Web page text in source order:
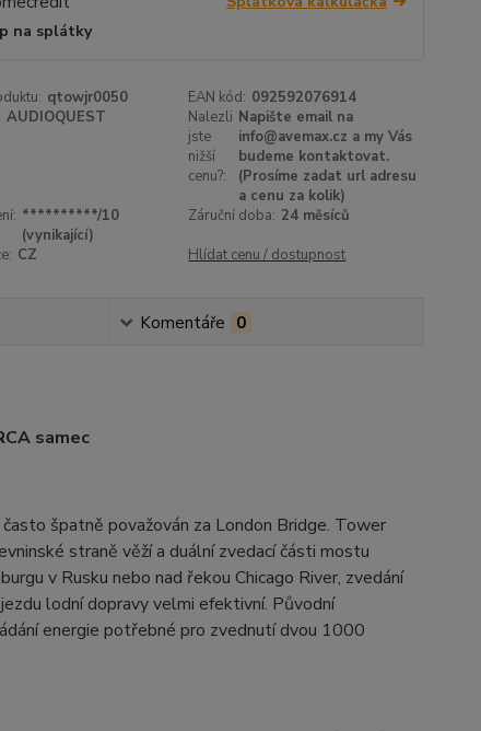
na splátky
qtowjr0050 EAN kód: 092592076914
AUDIOQUEST
Nalezli
jste
nižší
cenu?:
Napište email na
info@avemax.cz a my Vás
budeme kontaktovat.
(Prosíme zadat url adresu
a cenu za kolik)
**********/10
(vynikající)
Záruční doba: 24 měsíců
CZ Hlídat cenu / dostupnost
Komentáře 0
samec
špatně považován za London Bridge. Tower
straně věží a duální zvedací části mostu
v Rusku nebo nad řekou Chicago River, zvedání
lodní dopravy velmi efektivní. Původní
energie potřebné pro zvednutí dvou 1000